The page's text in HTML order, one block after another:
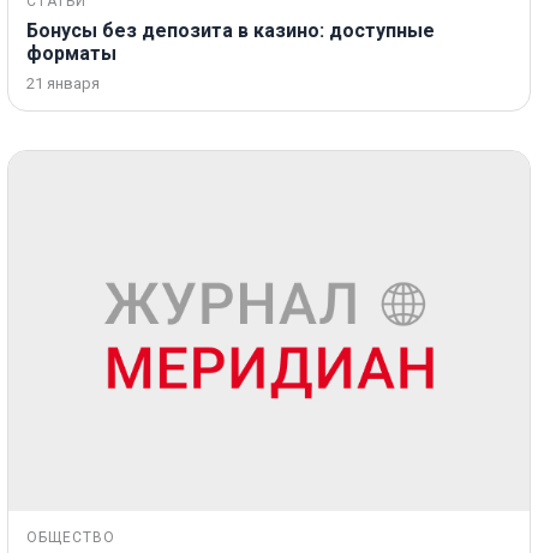
Бонусы без депозита в казино: доступные
форматы
21 января
ОБЩЕСТВО